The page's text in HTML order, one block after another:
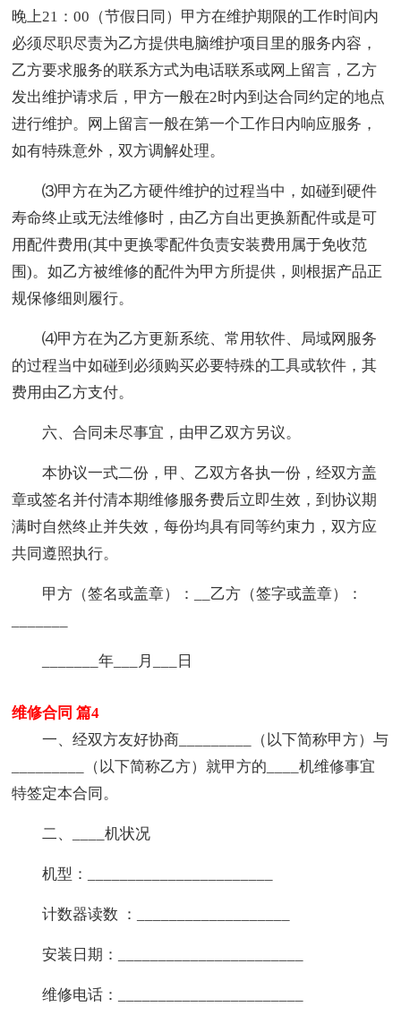
晚上21：00（节假日同）甲方在维护期限的工作时间内
必须尽职尽责为乙方提供电脑维护项目里的服务内容，
乙方要求服务的联系方式为电话联系或网上留言，乙方
发出维护请求后，甲方一般在2时内到达合同约定的地点
进行维护。网上留言一般在第一个工作日内响应服务，
如有特殊意外，双方调解处理。
⑶甲方在为乙方硬件维护的过程当中，如碰到硬件
寿命终止或无法维修时，由乙方自出更换新配件或是可
用配件费用(其中更换零配件负责安装费用属于免收范
围)。如乙方被维修的配件为甲方所提供，则根据产品正
规保修细则履行。
⑷甲方在为乙方更新系统、常用软件、局域网服务
的过程当中如碰到必须购买必要特殊的工具或软件，其
费用由乙方支付。
六、合同未尽事宜，由甲乙双方另议。
本协议一式二份，甲、乙双方各执一份，经双方盖
章或签名并付清本期维修服务费后立即生效，到协议期
满时自然终止并失效，每份均具有同等约束力，双方应
共同遵照执行。
甲方（签名或盖章）：__乙方（签字或盖章）：
_______年___月___日
维修合同 篇4
一、经双方友好协商_________（以下简称甲方）与
_________（以下简称乙方）就甲方的____机维修事宜
特签定本合同。
二、____机状况
机型：_______________________
计数器读数 ：___________________
安装日期：_______________________
维修电话：_______________________